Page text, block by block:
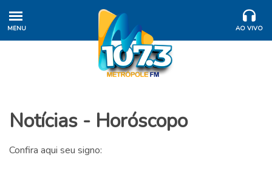
MENU AO VIVO
Notícias - Horóscopo
Confira aqui seu signo: